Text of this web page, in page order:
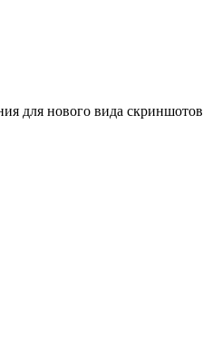
для нового вида скриншотов